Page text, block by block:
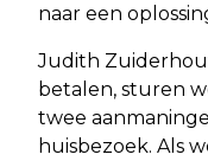
naar een
Judith
betalen, sturen
twee
huisbezoek. Als